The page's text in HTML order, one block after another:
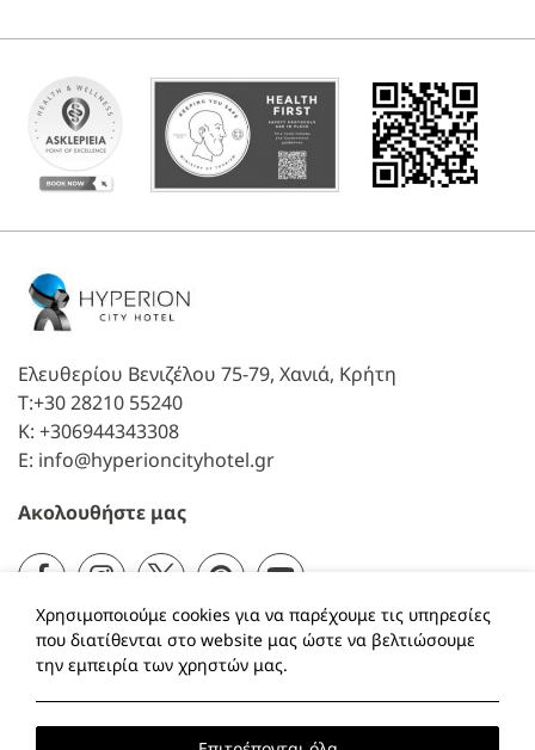
Ελευθερίου Βενιζέλου 75-79, Χανιά, Κρήτη
T:+30 28210 55240
K: +306944343308
E: info@hyperioncityhotel.gr
Ακολουθήστε μας
FacebookInstagramTwitterPinterestYouTube
Local Time: 16:52
Η Κράτησή μου Ευκαιρίες Καριέρας
Στάθμευση
Green Planet F.A.Q.
Χρησιμοποιούμε cookies για να παρέχουμε τις υπηρεσίες
που διατίθενται στο website μας ώστε να βελτιώσουμε
την εμπειρία των χρηστών μας.